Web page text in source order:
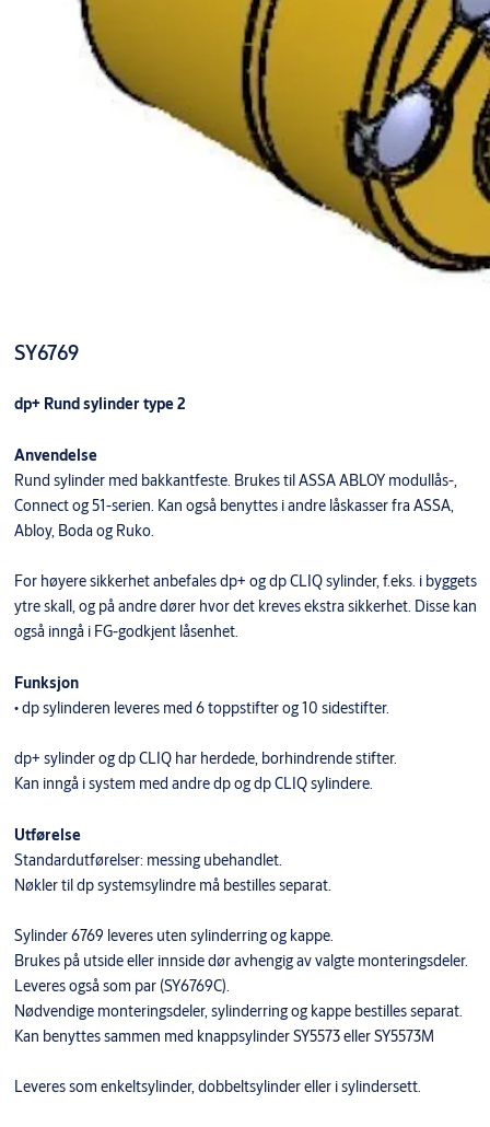
SY6769
dp+ Rund sylinder type 2
Anvendelse
Rund sylinder med bakkantfeste. Brukes til ASSA ABLOY modullås-,
Connect og 51-serien. Kan også benyttes i andre låskasser fra ASSA,
Abloy, Boda og Ruko.
For høyere sikkerhet anbefales dp+ og dp CLIQ sylinder, f.eks. i byggets
ytre skall, og på andre dører hvor det kreves ekstra sikkerhet. Disse kan
også inngå i FG-godkjent låsenhet.
Funksjon
• dp sylinderen leveres med 6 toppstifter og 10 sidestifter.
dp+ sylinder og dp CLIQ har herdede, borhindrende stifter.
Kan inngå i system med andre dp og dp CLIQ sylindere.
Utførelse
Standardutførelser: messing ubehandlet.
Nøkler til dp systemsylindre må bestilles separat.
Sylinder 6769 leveres uten sylinderring og kappe.
Brukes på utside eller innside dør avhengig av valgte monteringsdeler.
Leveres også som par (SY6769C).
Nødvendige monteringsdeler, sylinderring og kappe bestilles separat.
Kan benyttes sammen med knappsylinder SY5573 eller SY5573M
Leveres som enkeltsylinder, dobbeltsylinder eller i sylindersett.